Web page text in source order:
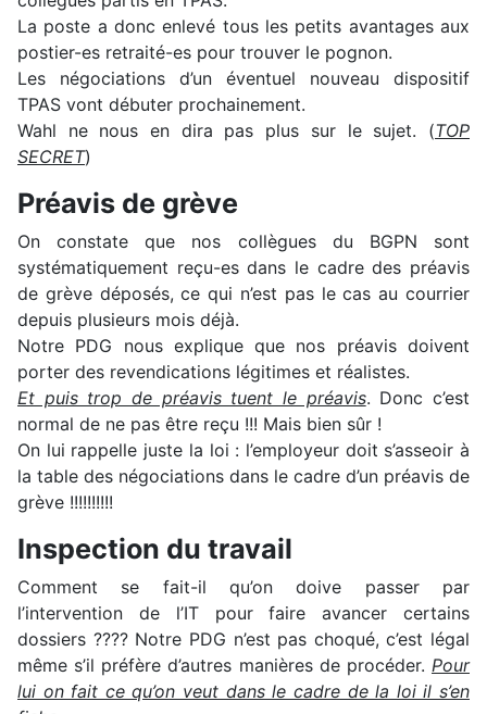
La poste a donc enlevé tous les petits avantages aux
postier-es retraité-es pour trouver le pognon.
Les négociations d’un éventuel nouveau dispositif
TPAS vont débuter prochainement.
Wahl ne nous en dira pas plus sur le sujet. (TOP
SECRET)
Préavis de grève
On constate que nos collègues du BGPN sont
systématiquement reçu-es dans le cadre des préavis
de grève déposés, ce qui n’est pas le cas au courrier
depuis plusieurs mois déjà.
Notre PDG nous explique que nos préavis doivent
porter des revendications légitimes et réalistes.
Et puis trop de préavis tuent le préavis. Donc c’est
normal de ne pas être reçu !!! Mais bien sûr !
On lui rappelle juste la loi : l’employeur doit s’asseoir à
la table des négociations dans le cadre d’un préavis de
grève !!!!!!!!!!
Inspection du travail
Comment se fait-il qu’on doive passer par
l’intervention de l’IT pour faire avancer certains
dossiers ???? Notre PDG n’est pas choqué, c’est légal
même s’il préfère d’autres manières de procéder. Pour
lui on fait ce qu’on veut dans le cadre de la loi il s’en